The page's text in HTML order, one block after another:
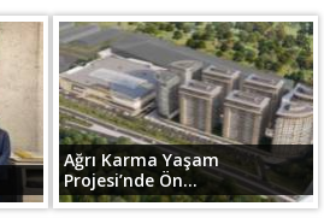
Ağrı Karma Yaşam
Projesi’nde Ön...